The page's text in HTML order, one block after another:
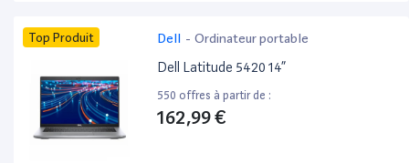
Top Produit Dell - Ordinateur portable
Dell Latitude 5420 14”
550 offres à partir de :
162,99 €